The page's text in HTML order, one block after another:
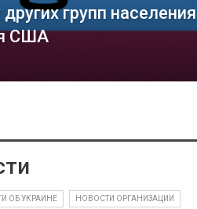
групп
США
ОБ УКРАИНЕ НОВОСТИ ОРГАНИЗАЦИИ